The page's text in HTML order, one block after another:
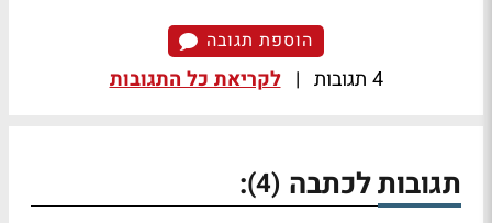
הוספת תגובה
4 תגובות | לקריאת כל התגובות
תגובות לכתבה (4)
: